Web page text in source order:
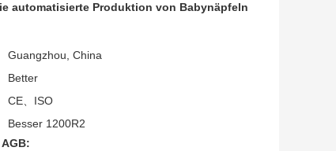
automatisierte Produktion von Babynäpfeln
Guangzhou, China
Better
CE、ISO
Besser 1200R2